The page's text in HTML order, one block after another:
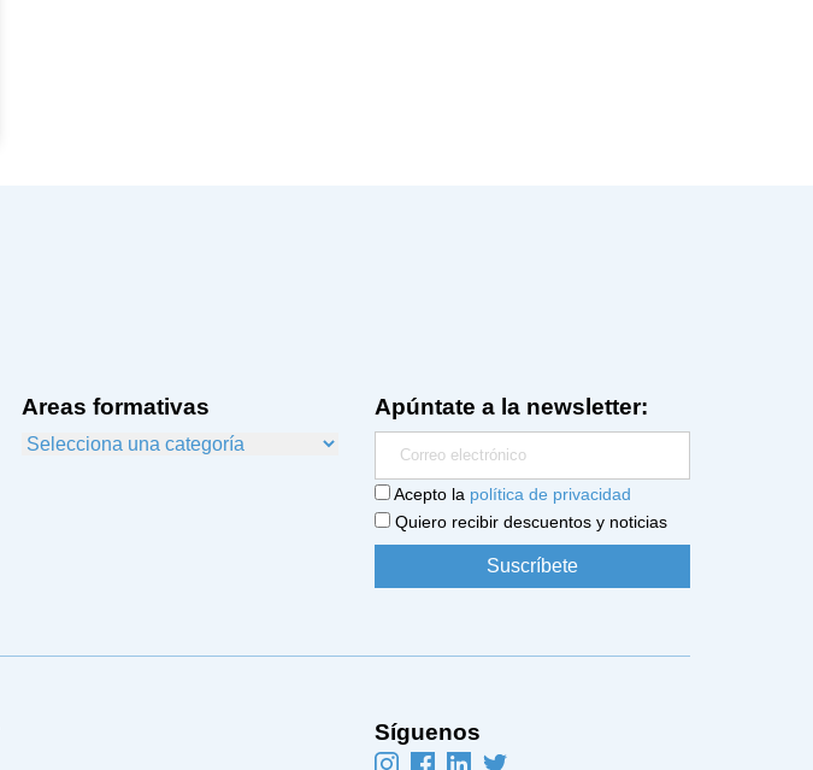
Areas formativas Apúntate a la newsletter:
Acepto la política de privacidad
Quiero recibir descuentos y noticias
Síguenos